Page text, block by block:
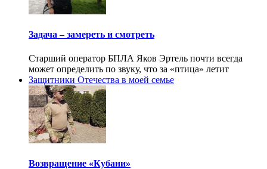
Задача – замереть и смотреть
Старший оператор БПЛА Яков Эртель почти всегда
может определить по звуку, что за «птица» летит
Защитники Отечества в моей семье
Возвращение «Кубани»